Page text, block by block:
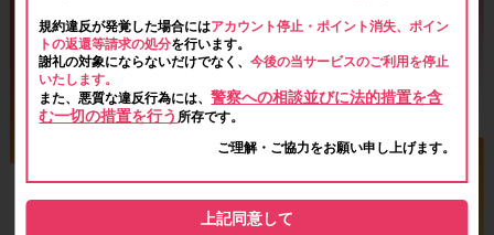
規約違反が発覚した場合にはアカウント停止・ポイント消失、ポイン
トの返還等請求の処分を行います。
謝礼の対象にならないだけでなく、今後の当サービスのご利用を停止
いたします。
また、悪質な違反行為には、警察への相談並びに法的措置を含
む一切の措置を行う 所存です。
ご理解・ご協力をお願い申し上げます。
上記同意して